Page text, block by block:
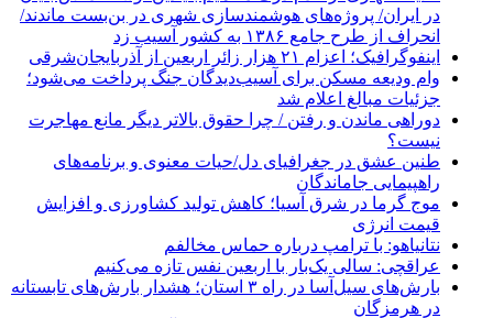
در ایران/ پروژه‌های هوشمندسازی شهری در بن‌بست ماندند/
انحراف از طرح جامع ۱۳۸۶ به کشور آسیب زد
اینفوگرافیک؛ اعزام ۲۱ هزار زائر اربعین از آذربایجان‌شرقی
وام ودیعه مسکن برای آسیب‌دیدگان جنگ پرداخت می‌شود؛
جزئیات مبالغ اعلام شد
دوراهی ماندن و رفتن / چرا حقوق بالاتر دیگر مانع مهاجرت
نیست؟
طنین عشق در جغرافیای دل/حیات معنوی و برنامه‌های
راهپیمایی جاماندگان
موج گرما در شرق آسیا؛ کاهش تولید کشاورزی و افزایش
قیمت انرژی
نتانیاهو: با ترامپ درباره حماس مخالفم
عراقچی: سالی یک‌بار با اربعین نفس تازه می‌کنیم
بارش‌های سیل‌آسا در راه ۳ استان؛ هشدار بارش‌های تابستانه
در هرمزگان